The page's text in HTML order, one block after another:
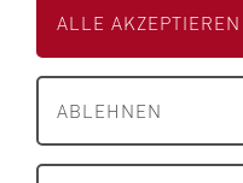
28.05.2020
ALLE AKZEPTIEREN
ABLEHNEN